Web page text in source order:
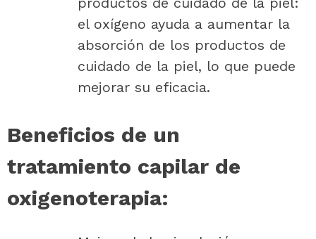
el oxígeno ayuda a aumentar la
absorción de los productos de
cuidado de la piel, lo que puede
mejorar su eficacia.
Beneficios de un
tratamiento capilar de
oxigenoterapia: